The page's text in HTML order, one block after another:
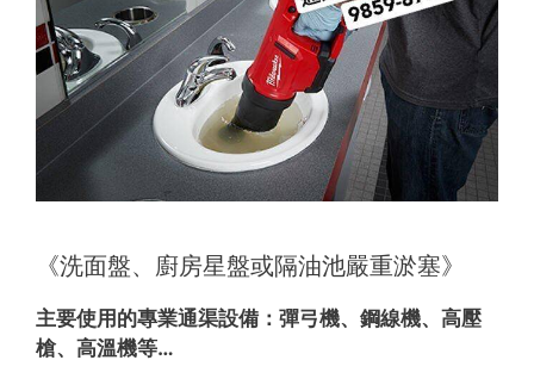
《洗面盤、廚房星盤或隔油池嚴重淤塞》
主要使用的專業通渠設備： 彈弓機、鋼線機、高壓
槍、高溫機等…